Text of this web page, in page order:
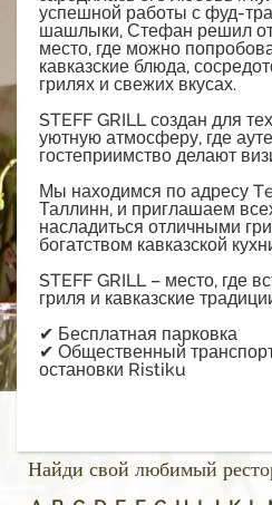
успешной работы с фуд-
шашлыки, Стефан решил
место, где можно
кавказские блюда,
грилях и свежих вкусах.
STEFF GRILL создан для
уютную атмосферу, где
гостеприимство делают
Мы находимся по адресу
Таллинн, и приглашаем
насладиться отличными
богатством кавказской
STEFF GRILL – место, где
гриля и кавказские
✔ Бесплатная парковка
✔ Общественный
остановки Ristiku
Найди свой любимый